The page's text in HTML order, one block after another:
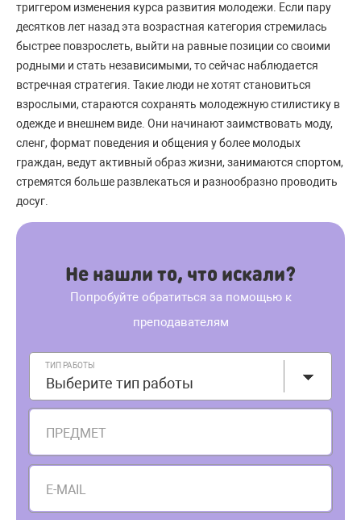
триггером изменения курса развития молодежи. Если пару
десятков лет назад эта возрастная категория стремилась
быстрее повзрослеть, выйти на равные позиции со своими
родными и стать независимыми, то сейчас наблюдается
встречная стратегия. Такие люди не хотят становиться
взрослыми, стараются сохранять молодежную стилистику в
одежде и внешнем виде. Они начинают заимствовать моду,
сленг, формат поведения и общения у более молодых
граждан, ведут активный образ жизни, занимаются спортом,
стремятся больше развлекаться и разнообразно проводить
досуг.
Не нашли то, что искали?
Попробуйте обратиться за помощью к
преподавателям
ТИП РАБОТЫ
Выберите тип работы
ПРЕДМЕТ
E-MAIL